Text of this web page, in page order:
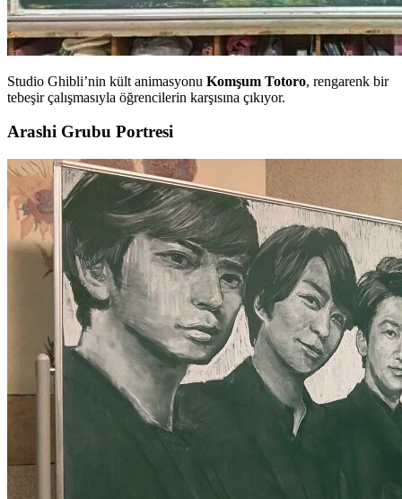
Studio Ghibli’nin kült animasyonu Komşum Totoro, rengarenk bir
tebeşir çalışmasıyla öğrencilerin karşısına çıkıyor.
Arashi Grubu Portresi